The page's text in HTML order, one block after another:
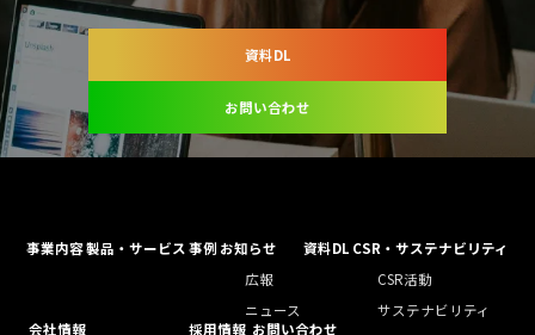
お問い合わせ
資料DL
事業内容製品・サービス事例 お知らせ
広報
ニュース
資料DL CSR・サステナビリティ
CSR活動
サステナビリティ
会社情報
採用情報 お問い合わせ